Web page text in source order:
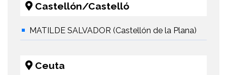
Castellón/Castelló
MATILDE SALVADOR (Castellón de la Plana)
Ceuta